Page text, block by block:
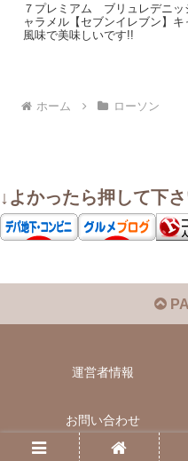
７プレミアム ブリュレデニ
ャラメル【セブンイレブン】キ
風味で美味しいです!!
ホーム ローソン
↓よかったら押して下さ
運営者情報
お問い合わせ
© 2022 いぬ